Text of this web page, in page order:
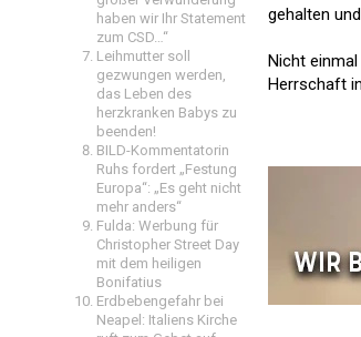
haben wir Ihr Statement
zum CSD…“
Leihmutter soll
gezwungen werden,
das Leben des
herzkranken Babys zu
beenden!
BILD-Kommentatorin
Ruhs fordert „Festung
Europa“: „Es geht nicht
mehr anders“
Fulda: Werbung für
Christopher Street Day
mit dem heiligen
Bonifatius
Erdbebengefahr bei
Neapel: Italiens Kirche
gehalten
Nicht
Herrschaft